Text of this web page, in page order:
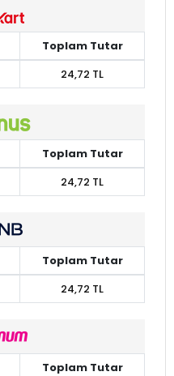
Toplam Tutar
24,72 TL
Toplam Tutar
24,72 TL
Toplam Tutar
24,72 TL
Toplam Tutar